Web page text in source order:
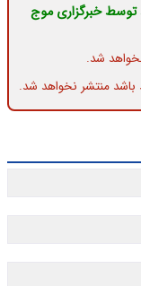
توسط خبرگزاری موج
شد.
باشد منتشر نخواهد شد.